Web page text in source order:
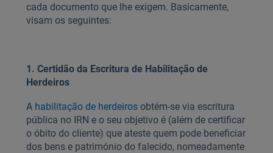
cada documento que lhe exigem. Basicamente,
visam os seguintes:
1. Certidão da Escritura de Habilitação de
Herdeiros
A habilitação de herdeirosobtém-se via escritura
pública no IRN e o seu objetivo é (além de certificar
o óbito do cliente) que ateste quem pode beneficiar
dos bens e património do falecido, nomeadamente